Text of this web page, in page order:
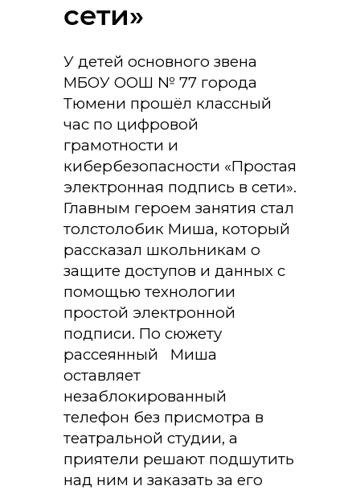
сети»
У детей основного звена
МБОУ ООШ № 77 города
Тюмени прошёл классный
час по цифровой
грамотности и
кибербезопасности «Простая
электронная подпись в сети».
Главным героем занятия стал
толстолобик Миша, который
рассказал школьникам о
защите доступов и данных с
помощью технологии
простой электронной
подписи. По сюжету
рассеянный Миша
оставляет
незаблокированный
телефон без присмотра в
театральной студии, а
приятели решают подшутить
над ним и заказать за его